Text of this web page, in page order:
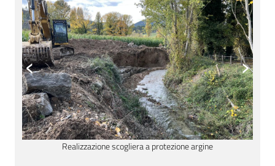
Ultimazione lavori
‹ ›